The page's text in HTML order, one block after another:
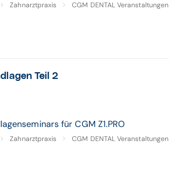
Zahnarztpraxis CGM DENTAL Veranstaltungen
Teil 2
für CGM Z1.PRO
Zahnarztpraxis CGM DENTAL Veranstaltungen